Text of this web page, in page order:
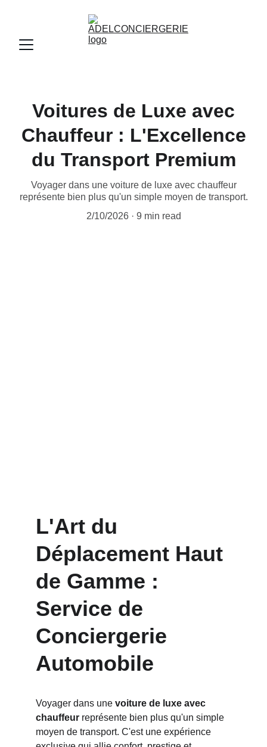
Voitures de Luxe avec
Chauffeur : L'Excellence
du Transport Premium
Voyager dans une voiture de luxe avec chauffeur
représente bien plus qu'un simple moyen de transport.
2/10/2026
9 min read
L'Art du
Déplacement Haut
de Gamme :
Service de
Conciergerie
Automobile
Voyager dans une voiture de luxe avec
chauffeur représente bien plus qu'un simple
moyen de transport. C'est une expérience